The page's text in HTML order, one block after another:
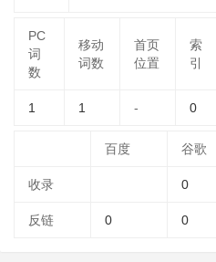
PC
词
数
移动
词数
首页
位置
索
引
1 1 - 0
百度 谷歌
收录 0
反链 0 0